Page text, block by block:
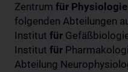
Zentrum für Physiologie
folgenden Abteilungen
Institut für
Institut für
Abteilung